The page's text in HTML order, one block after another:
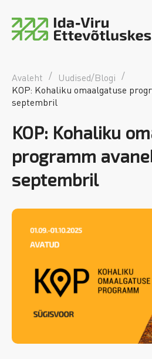
Avaleht / Uudised/Blogi /
KOP: Kohaliku omaalgatuse
septembril
KOP: Kohaliku
programm
septembril